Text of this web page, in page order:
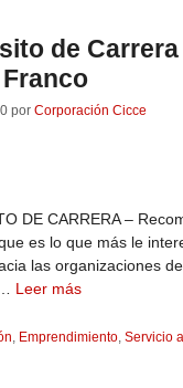
de
por Corporación Cicce
DE CARRERA –
es lo que más le
las organizaciones
Leer más
, Emprendimiento, Servicio